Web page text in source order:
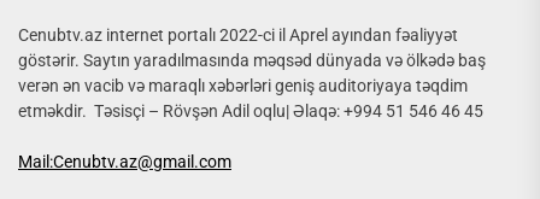
Cenubtv.az internet portalı 2022-ci il Aprel ayından fəaliyyət
göstərir. Saytın yaradılmasında məqsəd dünyada və ölkədə baş
verən ən vacib və maraqlı xəbərləri geniş auditoriyaya təqdim
etməkdir. Təsisçi – Rövşən Adil oqlu| Əlaqə: +994 51 546 46 45
Mail:Cenubtv.az@gmail.com